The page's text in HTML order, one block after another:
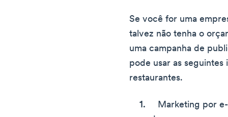
Se você for uma
talvez não tenha o
uma campanha de
pode usar as
restaurantes.
Marketing por